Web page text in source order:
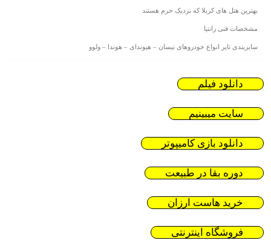
بهترین هتل های کربلا که نزدیک حرم هستند
مشخصات فنی زانتیا
سایزبندی تایر انواع خودروهای نیسان – هیوندای – هوندا – ولوو
دانلود فیلم
سایت میبینیم
دانلود بازی کامیپوتر
دوره بقا در طبیعت
خرید هاست ارزان
فروشگاه اینترنتی